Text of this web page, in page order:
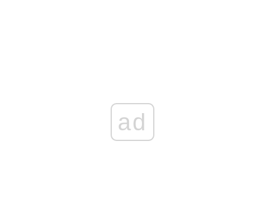
ad